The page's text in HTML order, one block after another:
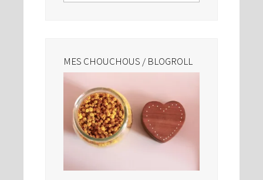
MES CHOUCHOUS / BLOGROLL